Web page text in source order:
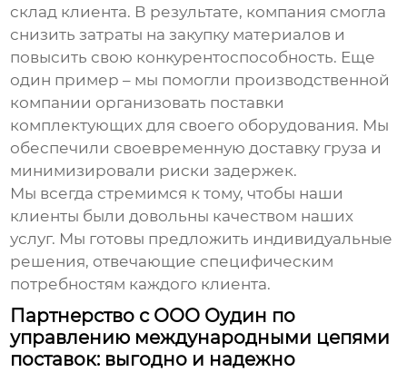
склад клиента. В результате, компания смогла
снизить затраты на закупку материалов и
повысить свою конкурентоспособность. Еще
один пример – мы помогли производственной
компании организовать поставки
комплектующих для своего оборудования. Мы
обеспечили своевременную доставку груза и
минимизировали риски задержек.
Мы всегда стремимся к тому, чтобы наши
клиенты были довольны качеством наших
услуг. Мы готовы предложить индивидуальные
решения, отвечающие специфическим
потребностям каждого клиента.
Партнерство с ООО Оудин по
управлению международными цепями
поставок: выгодно и надежно